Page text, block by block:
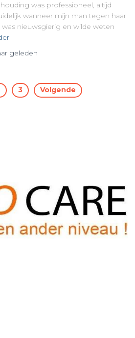
was professioneel, altijd
wanneer mijn man tegen haar
nieuwsgierig en wilde weten
geleden
3 Volgende